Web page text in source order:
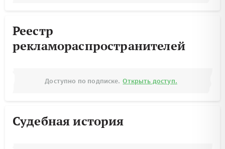
Реестр
рекламораспространителей
Доступно по подписке. Открыть доступ.
Судебная история